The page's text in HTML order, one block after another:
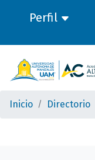
Perfil
Inicio Directorio